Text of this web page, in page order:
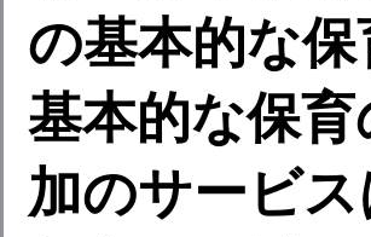
の基本的な
基本的な保
加のサービ